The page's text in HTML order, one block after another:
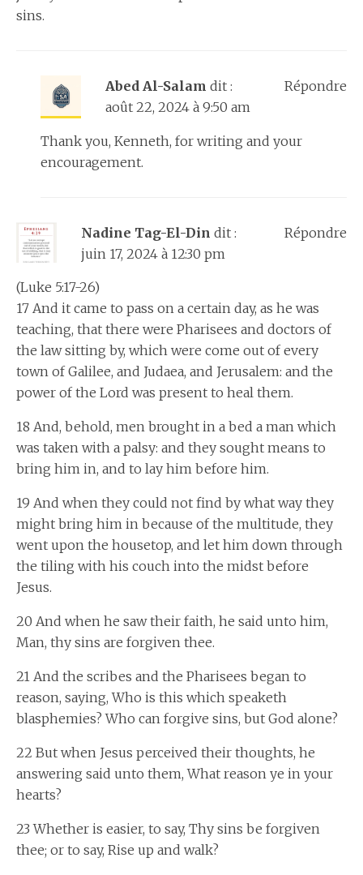
sins.
Abed Al-Salam dit :
août 22, 2024 à 9:50 am
Thank you, Kenneth, for writing and your
encouragement.
Répondre
Nadine Tag-El-Din dit :
juin 17, 2024 à 12:30 pm
(Luke 5:17-26)
17 And it came to pass on a certain day, as he was
teaching, that there were Pharisees and doctors of
the law sitting by, which were come out of every
town of Galilee, and Judaea, and Jerusalem: and the
power of the Lord was present to heal them.
18 And, behold, men brought in a bed a man which
was taken with a palsy: and they sought means to
bring him in, and to lay him before him.
19 And when they could not find by what way they
might bring him in because of the multitude, they
went upon the housetop, and let him down through
the tiling with his couch into the midst before
Jesus.
20 And when he saw their faith, he said unto him,
Man, thy sins are forgiven thee.
21 And the scribes and the Pharisees began to
reason, saying, Who is this which speaketh
blasphemies? Who can forgive sins, but God alone?
22 But when Jesus perceived their thoughts, he
answering said unto them, What reason ye in your
hearts?
23 Whether is easier, to say, Thy sins be forgiven
thee; or to say, Rise up and walk?
Répondre